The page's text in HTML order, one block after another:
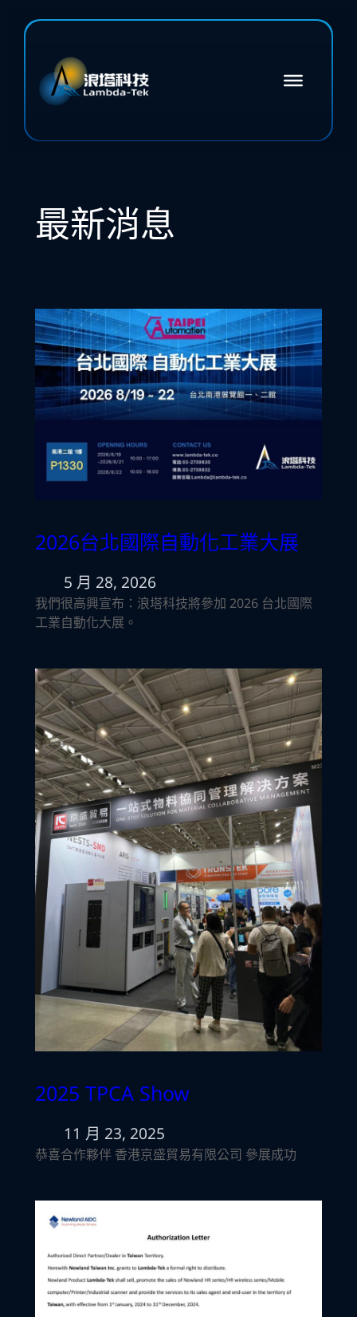
最新消息
2026台北國際自動化工業大展
5 月 28, 2026
我們很高興宣布：浪塔科技將參加 2026 台北國際
工業自動化大展。
2025 TPCA Show
11 月 23, 2025
恭喜合作夥伴 香港京盛貿易有限公司 參展成功